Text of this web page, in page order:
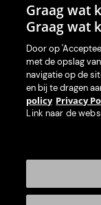
Onze app voor
Graag wat
Graag wat
Door op
met de opslag
navigatie op de
en bij te dragen
policy Privacy
Link naar de